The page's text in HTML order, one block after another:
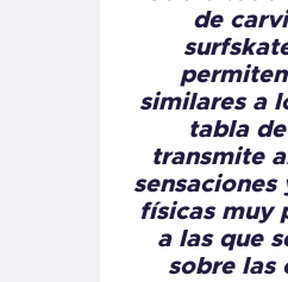
de
similares a
tabla
transmite
sensaciones
físicas muy
a las que
sobre las